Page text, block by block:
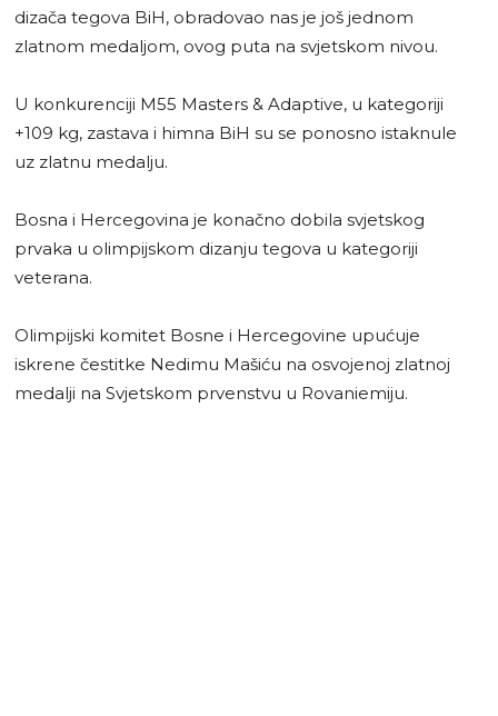
dizača tegova BiH, obradovao nas je još jednom
zlatnom medaljom, ovog puta na svjetskom nivou.
U konkurenciji M55 Masters & Adaptive, u kategoriji
+109 kg, zastava i himna BiH su se ponosno istaknule
uz zlatnu medalju.
Bosna i Hercegovina je konačno dobila svjetskog
prvaka u olimpijskom dizanju tegova u kategoriji
veterana.
Olimpijski komitet Bosne i Hercegovine upućuje
iskrene čestitke Nedimu Mašiću na osvojenoj zlatnoj
medalji na Svjetskom prvenstvu u Rovaniemiju.